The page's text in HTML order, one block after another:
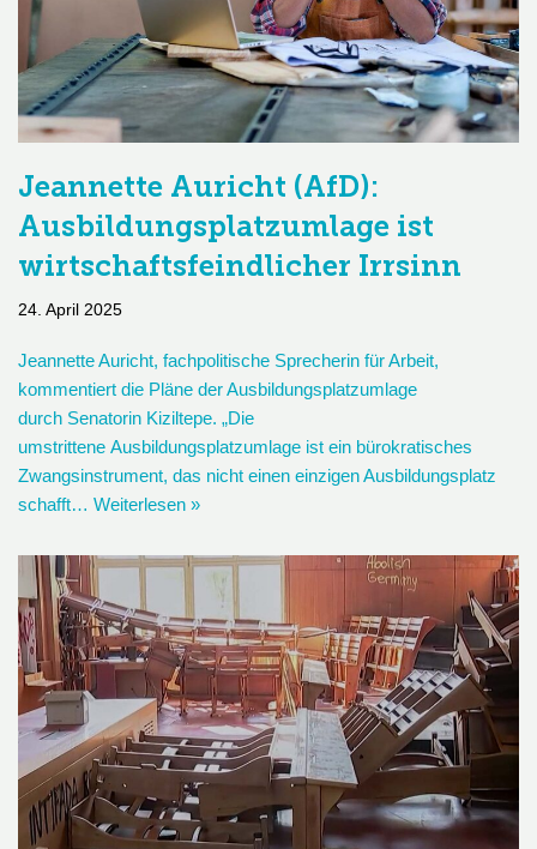
Jeannette Auricht (AfD):
Ausbildungsplatzumlage ist
wirtschaftsfeindlicher Irrsinn
24. April 2025
Jeannette Auricht, fachpolitische Sprecherin für Arbeit,
kommentiert die Pläne der Ausbildungsplatzumlage
durch Senatorin Kiziltepe. „Die
umstrittene Ausbildungsplatzumlage ist ein bürokratisches
Zwangsinstrument, das nicht einen einzigen Ausbildungsplatz
schafft… Weiterlesen »